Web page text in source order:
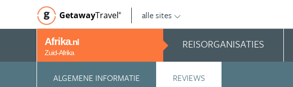
GetawayTravel© alle sites
Afrika.nl
Zuid-Afrika
REISORGANISATIES
ALGEMENE INFORMATIE REVIEWS